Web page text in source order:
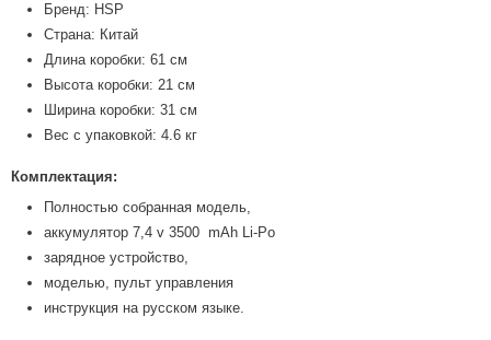
Бренд: HSP
Страна: Китай
Длина коробки: 61 см
Высота коробки: 21 см
Ширина коробки: 31 см
Вес с упаковкой: 4.6 кг
Комплектация:
Полностью собранная модель,
аккумулятор 7,4 v 3500 mAh Li-Po
зарядное устройство,
моделью, пульт управления
инструкция на русском языке.